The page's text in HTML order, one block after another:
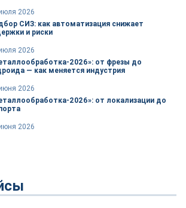
2026
СИЗ: как автоматизация снижает
и риски
2026
2026»: от фрезы до
— как меняется индустрия
2026
2026»: от локализации до
2026